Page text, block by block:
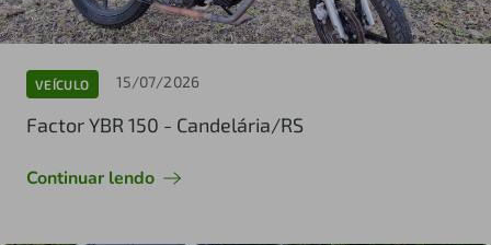
VEÍCULO 15/07/2026
Factor YBR 150 - Candelária/RS
Continuar lendo